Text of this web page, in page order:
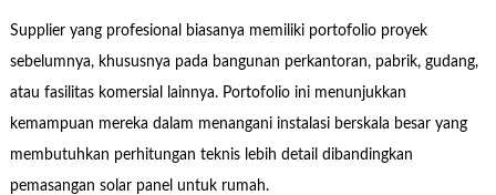
Supplier yang profesional biasanya memiliki portofolio proyek
sebelumnya, khususnya pada bangunan perkantoran, pabrik, gudang,
atau fasilitas komersial lainnya. Portofolio ini menunjukkan
kemampuan mereka dalam menangani instalasi berskala besar yang
membutuhkan perhitungan teknis lebih detail dibandingkan
pemasangan solar panel untuk rumah.